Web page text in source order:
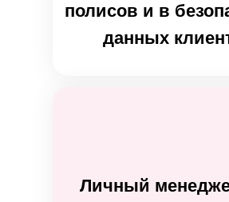
полисов и в
данных
Личный